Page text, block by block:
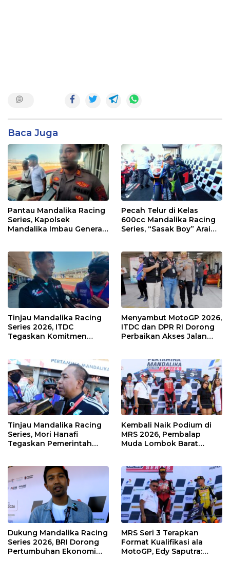
Baca Juga
Pantau Mandalika Racing
Series, Kapolsek
Mandalika Imbau Generasi
Pecah Telur di Kelas
600cc Mandalika Racing
Series, “Sasak Boy” Arai
Tinjau Mandalika Racing
Series 2026, ITDC
Tegaskan Komitmen
Kawasan
Menyambut MotoGP 2026,
ITDC dan DPR RI Dorong
Perbaikan Akses Jalan
Tinjau Mandalika Racing
Series, Mori Hanafi
Tegaskan Pemerintah
Kembali Naik Podium di
MRS 2026, Pembalap
Muda Lombok Barat
Dukung Mandalika Racing
Series 2026, BRI Dorong
Pertumbuhan Ekonomi
MRS Seri 3 Terapkan
Format Kualifikasi ala
MotoGP, Edy Saputra: